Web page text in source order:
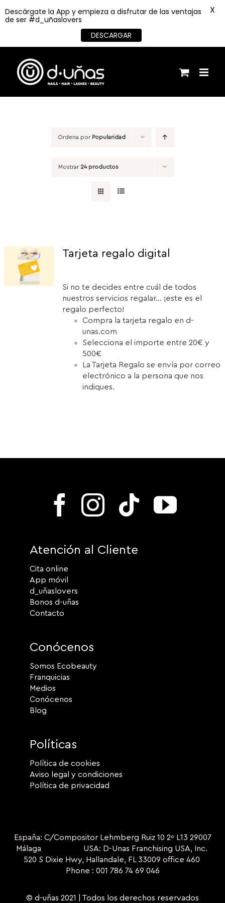
contenido
Ordena por Popularidad
Mostrar 24 productos
Tarjeta regalo digital
Si no te decides entre cuál de todos
nuestros servicios regalar... ¡este es el
regalo perfecto!
Compra la tarjeta regalo en d-
unas.com
Selecciona el importe entre 20€ y
500€
La Tarjeta Regalo se envía por correo
electrónico a la persona que nos
indiques.
Atención al Cliente
Cita online
App móvil
d_uñaslovers
Bonos d-uñas
Contacto
Conócenos
Somos Ecobeauty
Franquicias
Medios
Conócenos
Blog
Políticas
Política de cookies
Aviso legal y condiciones
Política de privacidad
España: C/Compositor Lehmberg Ruiz 10 2º L13 29007
Málaga USA: D-Unas Franchising USA, Inc.
520 S Dixie Hwy, Hallandale, FL 33009 office 460
Phone : 001 786 74 69 046
© d-uñas 2021 | Todos los derechos reservados
Descárgate la App y empieza a disfrutar de las ventajas
de ser #d_uñaslovers
DESCARGAR
X